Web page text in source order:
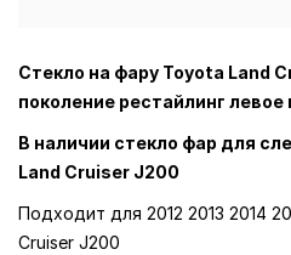
Стекло на фару Toyota Land
поколение рестайлинг левое
В наличии стекло фар для
Land Cruiser J200
Подходит для 2012 2013 2014
Cruiser J200